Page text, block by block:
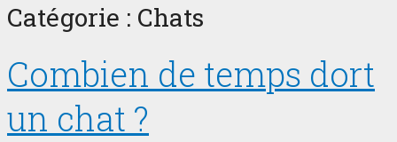
Catégorie : Chats
Combien de temps dort
un chat ?